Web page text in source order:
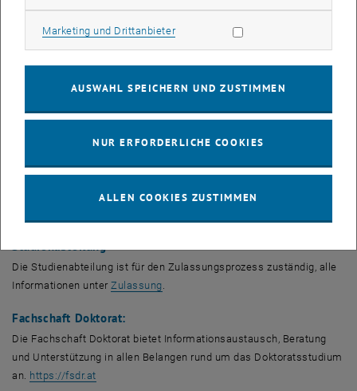
1. Ihre Motivation
2. Berufliche Perspektiven
3. Rahmenbedingungen
5. Alternativen zum Doktoratsstudium
Studienabteilung
Die Studienabteilung ist für den Zulassungsprozess zuständig, alle
Informationen unterZulassung.
Fachschaft Doktorat:
Die Fachschaft Doktorat bietet Informationsaustausch, Beratung
und Unterstützung in allen Belangen rund um das Doktoratsstudium
an. https://fsdr.at, öffnet eine externe URL in einem neuen Fenster
Marketing und DrittanbieterMarketing Cookies zulassen
AUSWAHL SPEICHERN UND ZUSTIMMEN
NUR ERFORDERLICHE COOKIES
ALLEN COOKIES ZUSTIMMEN